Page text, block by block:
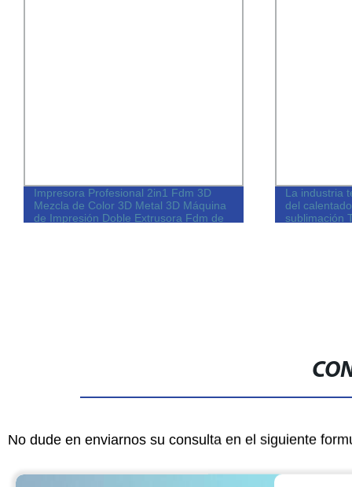
Impresora Profesional 2in1 Fdm 3D
Mezcla de Color 3D Metal 3D Máquina
de Impresión Doble Extrusora Fdm de
La industria
del
sublimación
No dude en enviarnos su consulta en el siguiente